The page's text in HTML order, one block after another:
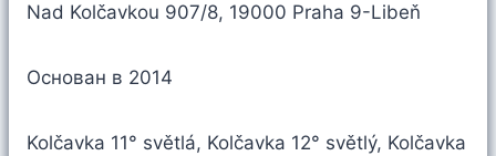
Nad Kolčavkou 907/8, 19000 Praha 9-Libeň
Основан в 2014
Kolčavka 11° světlá, Kolčavka 12° světlý, Kolčavka